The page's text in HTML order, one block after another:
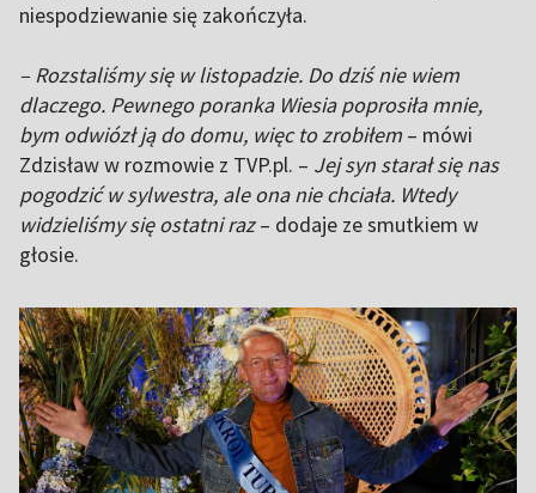
niespodziewanie się zakończyła.
– Rozstaliśmy się w listopadzie. Do dziś nie wiem
dlaczego. Pewnego poranka Wiesia poprosiła mnie,
bym odwiózł ją do domu, więc to zrobiłem – mówi
Zdzisław w rozmowie z TVP.pl. – Jej syn starał się nas
pogodzić w sylwestra, ale ona nie chciała. Wtedy
widzieliśmy się ostatni raz– dodaje ze smutkiem w
głosie.